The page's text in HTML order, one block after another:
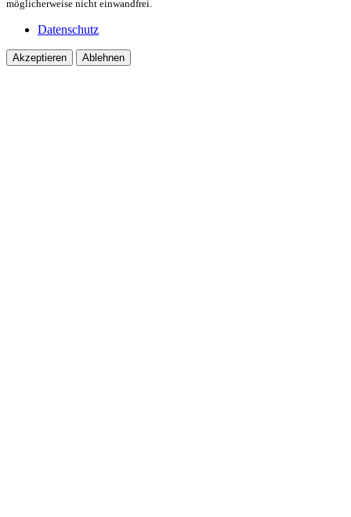
möglicherweise nicht einwandfrei.
Datenschutz
Akzeptieren Ablehnen